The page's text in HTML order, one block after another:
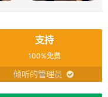
支持
100%免费
倾听的管理员